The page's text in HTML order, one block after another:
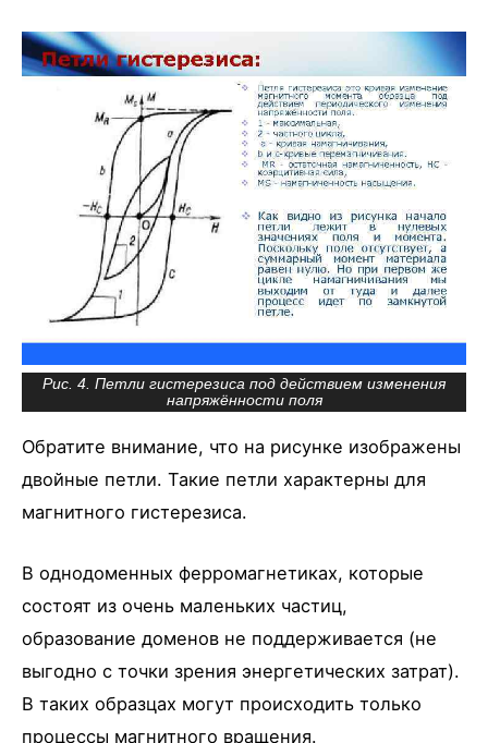
Рис. 4. Петли гистерезиса под действием изменения
напряжённости поля
Обратите внимание, что на рисунке изображены
двойные петли. Такие петли характерны для
магнитного гистерезиса.
В однодоменных ферромагнетиках, которые
состоят из очень маленьких частиц,
образование доменов не поддерживается (не
выгодно с точки зрения энергетических затрат).
В таких образцах могут происходить только
процессы магнитного вращения.